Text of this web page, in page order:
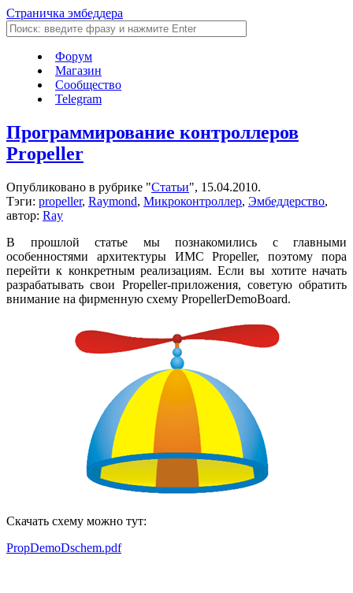
Страничка эмбеддера
Форум
Магазин
Сообщество
Telegram
Программирование контроллеров
Propeller
Опубликовано в рубрике "Статьи", 15.04.2010.
Тэги: propeller, Raymond, Микроконтроллер, Эмбеддерство,
автор: Ray
В прошлой статье мы познакомились с главными
особенностями архитектуры ИМС Propeller, поэтому пора
перейти к конкретным реализациям. Если вы хотите начать
разрабатывать свои Propeller-приложения, советую обратить
внимание на фирменную схему PropellerDemoBoard.
Скачать схему можно тут:
PropDemoDschem.pdf